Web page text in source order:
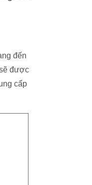
đến
được
cấp